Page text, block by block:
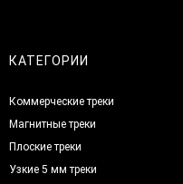
КАТЕГОРИИ
Коммерческие треки
Магнитные треки
Плоские треки
Узкие 5 мм треки